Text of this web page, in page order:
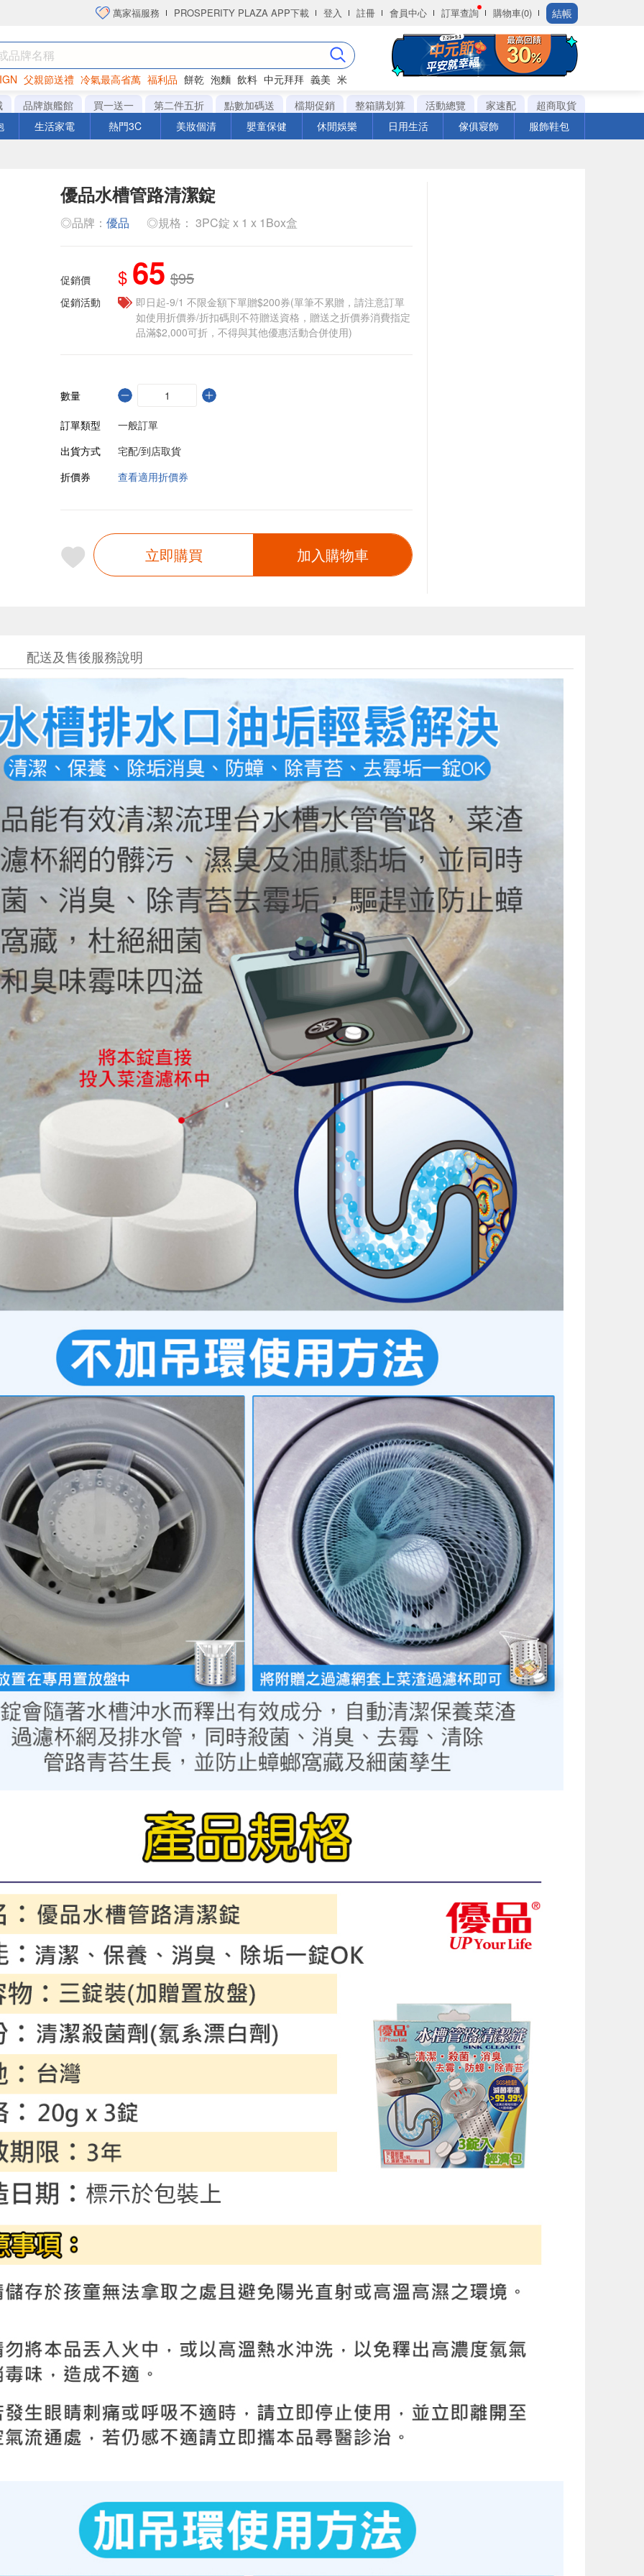
萬家福服務 PROSPERITY PLAZA APP下載 登入 註冊 會員中心 訂單查詢 購物車(0) 結帳
父親節送禮 冷氣最高省萬 福利品 餅乾 泡麵 飲料 中元拜拜 義美 米
洋芋片
品牌旗艦館 買一送一 第二件五折 點數加碼送 檔期促銷 整箱購划算 活動總覽 家速配
超商取貨
生活家電 熱門3C 美妝個清 嬰童保健 休閒娛樂 日用生活 傢俱寢飾 服飾鞋包
優品水槽管路清潔錠
◎品牌： 優品 ◎規格： 3PC錠 x 1 x 1Box盒
促銷價 $ 65 $95
促銷活動
即日起-9/1 不限金額下單贈$200券(單筆不累贈，請注意訂單
如使用折價券/折扣碼則不符贈送資格，贈送之折價券消費指定
品滿$2,000可折，不得與其他優惠活動合併使用)
數量
訂單類型
一般訂單
出貨方式
宅配/到店取貨
折價券
查看適用折價券
立即購買 加入購物車
配送及售後服務說明